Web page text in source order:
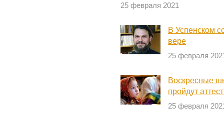
25 февраля 2021
В Успенском
вере
25 февраля
Воскресные
пройдут
25 февраля